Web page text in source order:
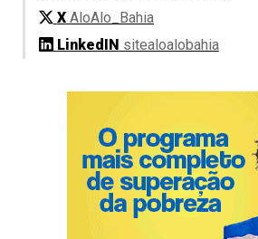
X AloAlo_Bahia
LinkedIN sitealoalobahia